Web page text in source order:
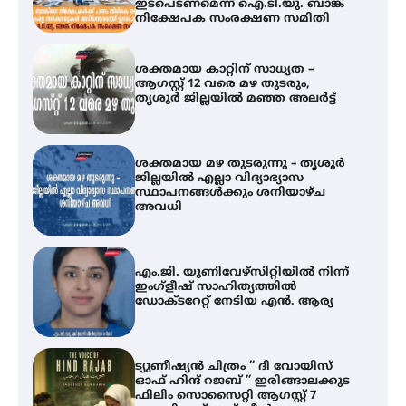
ഇടപെടണമെന്ന് ഐ.ടി.യു. ബാങ്ക്
നിക്ഷേപക സംരക്ഷണ സമിതി
ശക്തമായ കാറ്റിന് സാധ്യത –
ആഗസ്റ്റ് 12 വരെ മഴ തുടരും,
തൃശൂർ ജില്ലയിൽ മഞ്ഞ അലർട്ട്
ശക്തമായ മഴ തുടരുന്നു – തൃശൂർ
ജില്ലയിൽ എല്ലാ വിദ്യാഭ്യാസ
സ്ഥാപനങ്ങൾക്കും ശനിയാഴ്ച
അവധി
എം.ജി. യൂണിവേഴ്‌സിറ്റിയിൽ നിന്ന്
ഇംഗ്ളീഷ് സാഹിത്യത്തിൽ
ഡോക്ടറേറ്റ് നേടിയ എൻ. ആര്യ
ട്യുണീഷ്യൻ ചിത്രം ” ദി വോയിസ്
ഓഫ് ഹിന്ദ് റജബ് ” ഇരിങ്ങാലക്കുട
ഫിലിം സൊസൈറ്റി ആഗസ്റ്റ് 7